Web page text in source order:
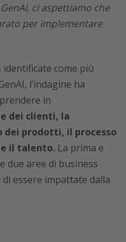
ci aspettiamo che
per implementare
come più
l’indagine ha
in
dei clienti, la
dei prodotti, il processo
il talento. La prima e
due aree di business
essere impattate dalla